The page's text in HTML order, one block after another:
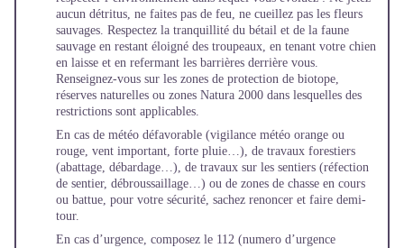
aucun détritus, ne faites pas de feu, ne cueillez pas les fleurs
sauvages. Respectez la tranquillité du bétail et de la faune
sauvage en restant éloigné des troupeaux, en tenant votre chien
en laisse et en refermant les barrières derrière vous.
Renseignez-vous sur les zones de protection de biotope,
réserves naturelles ou zones Natura 2000 dans lesquelles des
restrictions sont applicables.
En cas de météo défavorable (vigilance météo orange ou
rouge, vent important, forte pluie…), de travaux forestiers
(abattage, débardage…), de travaux sur les sentiers (réfection
de sentier, débroussaillage…) ou de zones de chasse en cours
ou battue, pour votre sécurité, sachez renoncer et faire demi-
tour.
En cas d’urgence, composez le 112 (numero d’urgence